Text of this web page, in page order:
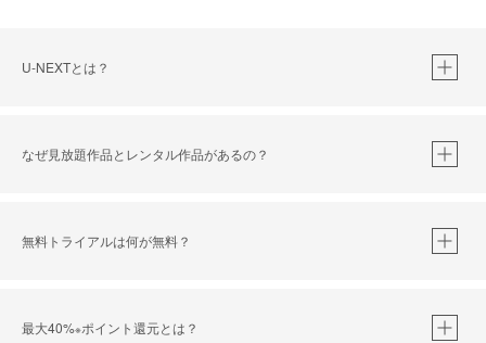
U-NEXTとは？
なぜ見放題作品とレンタル作品があるの？
無料トライアルは何が無料？
最大40%※ポイント還元とは？